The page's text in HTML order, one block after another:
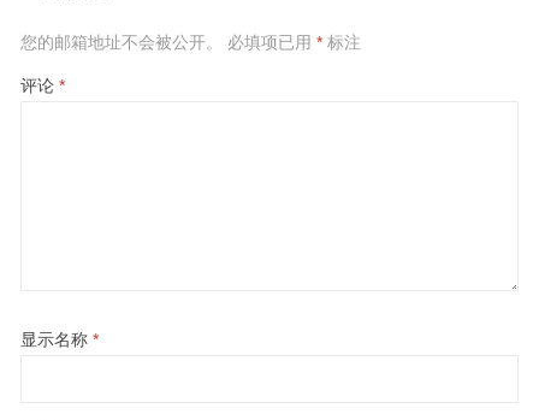
您的邮箱地址不会被公开。 必填项已用 *标注
评论 *
显示名称 *